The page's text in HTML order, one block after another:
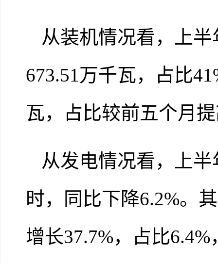
从装机情况看，上
673.51万千瓦，占 比41
瓦，占 比较前五个月
从发电情况看，上半
时，同 比下降6.2%。其
增长37.7%，占 比6.4%